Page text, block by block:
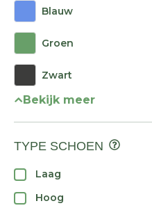
Blauw
Groen
Zwart
Bekijk meer
TYPE SCHOEN
Laag
Hoog